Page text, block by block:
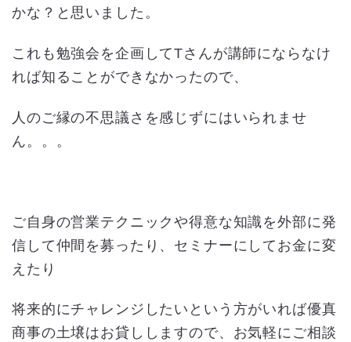
かな？と思いました。
これも勉強会を企画してTさんが講師にならなけ
れば知ることができなかったので、
人のご縁の不思議さを感じずにはいられませ
ん。。。
ご自身の営業テクニックや得意な知識を外部に発
信して仲間を募ったり、セミナーにしてお金に変
えたり
将来的にチャレンジしたいという方がいれば優真
商事の土壌はお貸ししますので、お気軽にご相談